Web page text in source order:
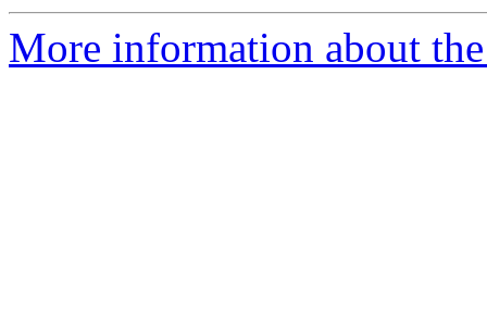
More information about